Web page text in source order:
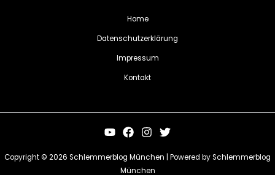
Home
Datenschutzerklärung
Impressum
Kontakt
Copyright © 2026 Schlemmerblog München | Powered by Schlemmerblog
München